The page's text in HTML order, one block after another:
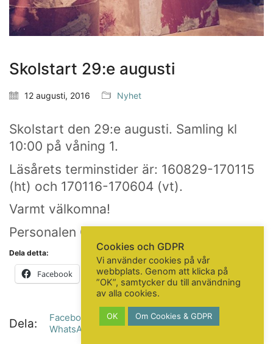
Skolstart 29:e augusti
12 augusti, 2016 Nyhet
Skolstart den 29:e augusti. Samling kl
10:00 på våning 1.
Läsårets terminstider är: 160829-170115
(ht) och 170116-170604 (vt).
Varmt välkomna!
Personalen Göteborgs Konstskola
Dela detta:
Facebook X Mer
Dela: Facebook Twitter X LinkedIn Tumblr
WhatsApp
Första Långgatan 10,
413 03 Göteborg, Sweden
Telefon:+46 31 14 80 61
Kontaktsida
VAD HÄNDER…
Följ oss på Facebook
Nyhetsbrev? Prenumerera här!
© Copyright 2020. All Rights Reserved
Cookies och GDPR
Vi använder cookies på vår
webbplats. Genom att klicka på
”OK”, samtycker du till användning
av alla cookies.
OK Om Cookies & GDPR